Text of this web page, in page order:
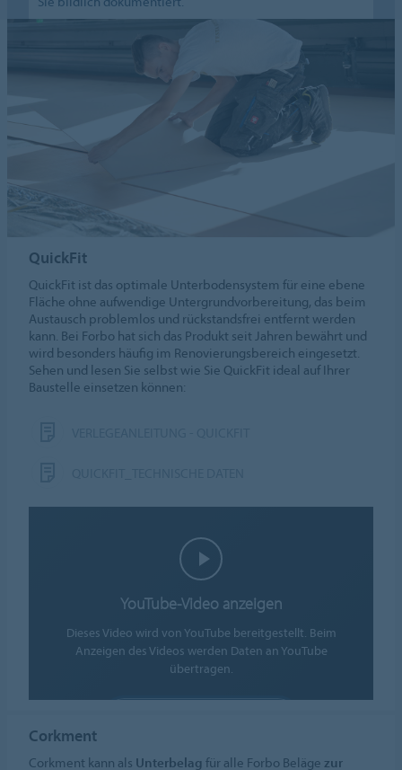
QuickFit
QuickFit ist das optimale Unterbodensystem für eine ebene
Fläche ohne aufwendige Untergrundvorbereitung, das beim
Austausch problemlos und rückstandsfrei entfernt werden
kann. Bei Forbo hat sich das Produkt seit Jahren bewährt und
wird besonders häufig im Renovierungsbereich eingesetzt.
Sehen und lesen Sie selbst wie Sie QuickFit ideal auf Ihrer
Baustelle einsetzen können:
YouTube-Video anzeigen
Dieses Video wird von YouTube bereitgestellt. Beim
Anzeigen des Videos werden Daten an YouTube
übertragen.
Corkment
Corkment kann als Unterbelag für alle Forbo Beläge zur